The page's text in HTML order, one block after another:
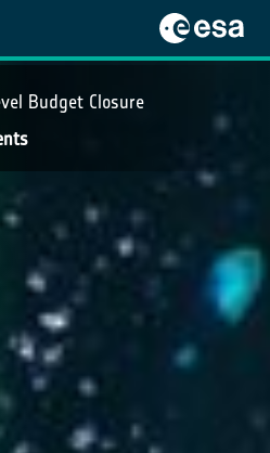
Budget Closure